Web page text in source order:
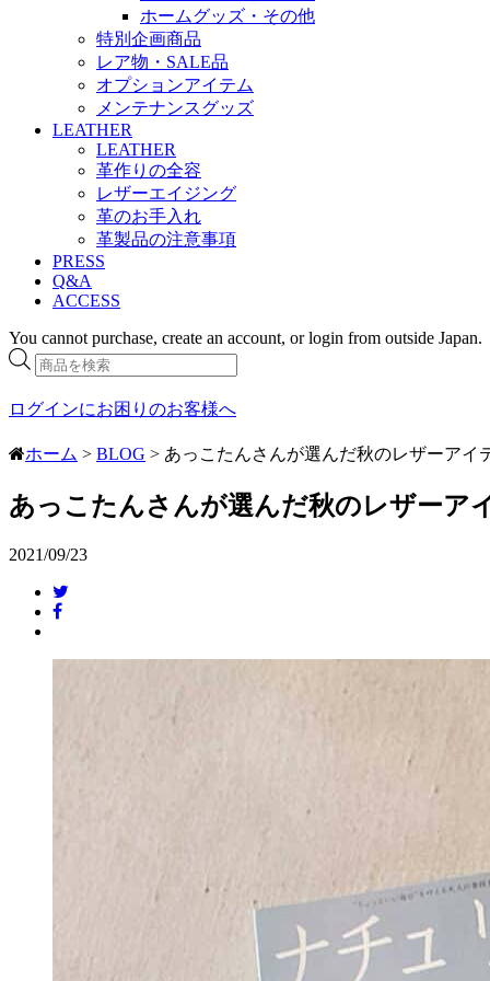
ホームグッズ・その他
特別企画商品
レア物・SALE品
オプションアイテム
メンテナンスグッズ
LEATHER
LEATHER
革作りの全容
レザーエイジング
革のお手入れ
革製品の注意事項
PRESS
Q&A
ACCESS
You cannot purchase, create an account, or login from outside Japan.
商
品
検
ログインにお困りのお客様へ
ホーム > BLOG > あっこたんさんが選んだ秋のレザーアイ
あっこたんさんが選んだ秋のレザーア
2021/09/23